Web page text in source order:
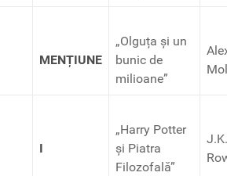
MENȚIUNE
„Olguța și un
bunic de
milioane”
I
„Harry Potter
și Piatra
Filozofală”
J.K.